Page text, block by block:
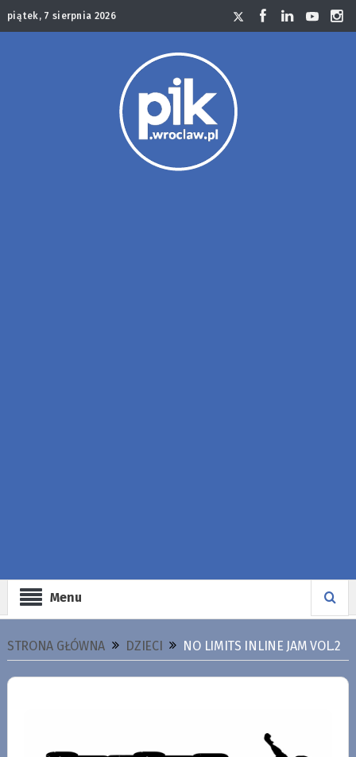
piątek, 7 sierpnia 2026
Menu
STRONA GŁÓWNA DZIECI NO LIMITS INLINE JAM VOL.2